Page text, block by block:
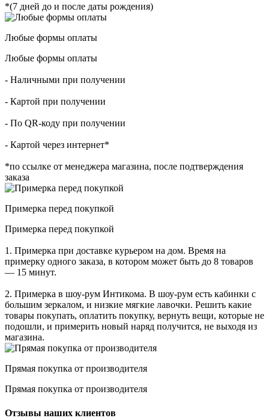
*(7 дней до и после даты рождения)
Любые формы оплаты
Любые формы оплаты
- Наличными при получении
- Картой при получении
- По QR-коду при получении
- Картой через интернет*
*по ссылке от менеджера магазина, после подтверждения
заказа
Примерка перед покупкой
Примерка перед покупкой
1. Примерка при доставке курьером на дом. Время на
примерку одного заказа, в котором может быть до 8 товаров
— 15 минут.
2. Примерка в шоу-рум Интикома. В шоу-рум есть кабинки с
большим зеркалом, и низкие мягкие лавочки. Решить какие
товары покупать, оплатить покупку, вернуть вещи, которые не
подошли, и примерить новый наряд получится, не выходя из
магазина.
Прямая покупка от производителя
Прямая покупка от производителя
Отзывы наших клиентов